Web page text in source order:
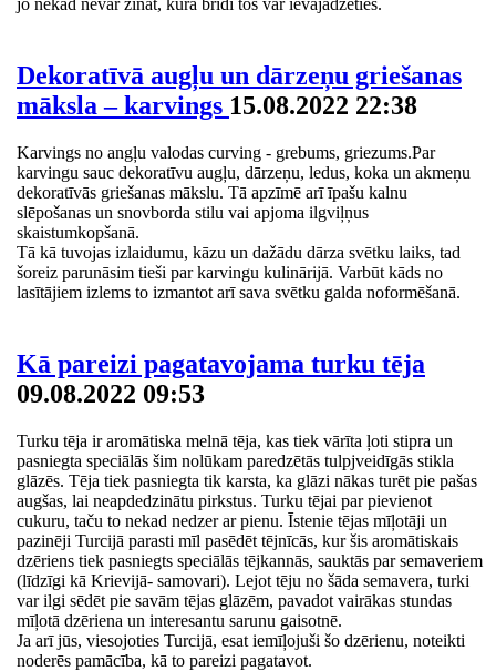
Dekoratīvā augļu un dārzeņu griešanas
māksla – karvings 15.08.2022 22:38
Karvings no angļu valodas curving - grebums, griezums.Par
karvingu sauc dekoratīvu augļu, dārzeņu, ledus, koka un akmeņu
dekoratīvās griešanas mākslu. Tā apzīmē arī īpašu kalnu
slēpošanas un snovborda stilu vai apjoma ilgviļņus
skaistumkopšanā.
Tā kā tuvojas izlaidumu, kāzu un dažādu dārza svētku laiks, tad
šoreiz parunāsim tieši par karvingu kulinārijā. Varbūt kāds no
lasītājiem izlems to izmantot arī sava svētku galda noformēšanā.
Kā pareizi pagatavojama turku tēja
09.08.2022 09:53
Turku tēja ir aromātiska melnā tēja, kas tiek vārīta ļoti stipra un
pasniegta speciālās šim nolūkam paredzētās tulpjveidīgās stikla
glāzēs. Tēja tiek pasniegta tik karsta, ka glāzi nākas turēt pie pašas
augšas, lai neapdedzinātu pirkstus. Turku tējai par pievienot
cukuru, taču to nekad nedzer ar pienu. Īstenie tējas mīļotāji un
pazinēji Turcijā parasti mīl pasēdēt tējnīcās, kur šis aromātiskais
dzēriens tiek pasniegts speciālās tējkannās, sauktās par semaveriem
(līdzīgi kā Krievijā- samovari). Lejot tēju no šāda semavera, turki
var ilgi sēdēt pie savām tējas glāzēm, pavadot vairākas stundas
mīļotā dzēriena un interesantu sarunu gaisotnē.
Ja arī jūs, viesojoties Turcijā, esat iemīļojuši šo dzērienu, noteikti
noderēs pamācība, kā to pareizi pagatavot.